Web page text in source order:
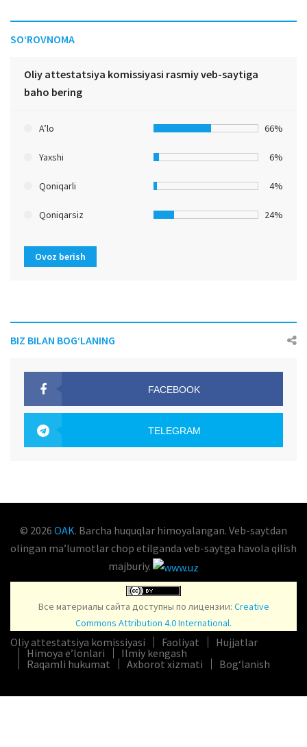
SO‘ROVNOMA
Oliy attestatsiya komissiyasi rasmiy veb-saytiga
baho bering
A’lo 66%
Yaxshi 6%
Qoniqarli 4%
Qoniqarsiz 24%
Ovoz berish
BIZ BILAN BOG‘LANING
FACEBOOK
TELEGRAM
© 2026 OAK. Barcha huquqlar himoyalangan. Veb-saytdan
olingan maʼlumotlar chop etilganda veb-saytga havola qilish
majburiy.
Все материалы сайта доступны по лицензии: Creative
Commons Attribution 4.0 International.
Oliy attestatsiya komissiyasi Faoliyat
Hujjatlar
Himoya e’lonlari
Ilmiy kengash
Raqamli hukumat
Axborot xizmati Bog‘lanish